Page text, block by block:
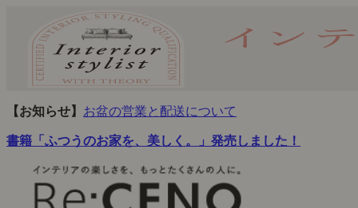
【お知らせ】 お盆の営業と配送について
書籍「ふつうのお家を、美しく。」発売しました！